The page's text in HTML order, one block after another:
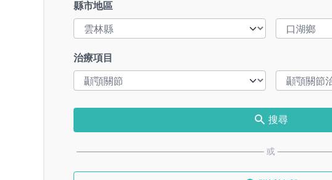
縣市地區
治療項目
搜尋
或